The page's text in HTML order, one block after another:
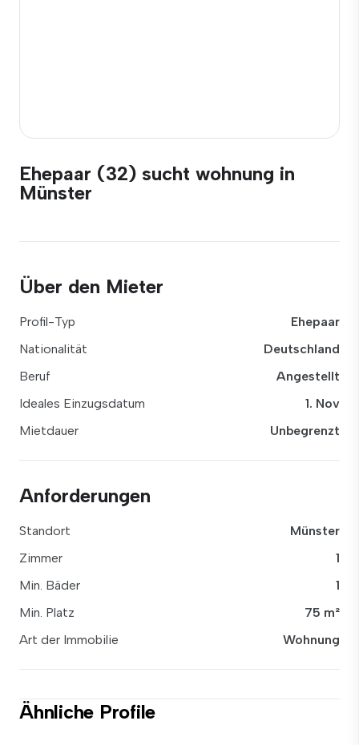
Ehepaar (32) sucht wohnung in
Münster
Über den Mieter
Profil-Typ
Ehepaar
Nationalität
Deutschland
Beruf
Angestellt
Ideales Einzugsdatum
1. Nov
Mietdauer
Unbegrenzt
Anforderungen
Standort
Münster
Zimmer
1
Min. Bäder
1
Min. Platz
75 m²
Art der Immobilie
Wohnung
Ähnliche Profile